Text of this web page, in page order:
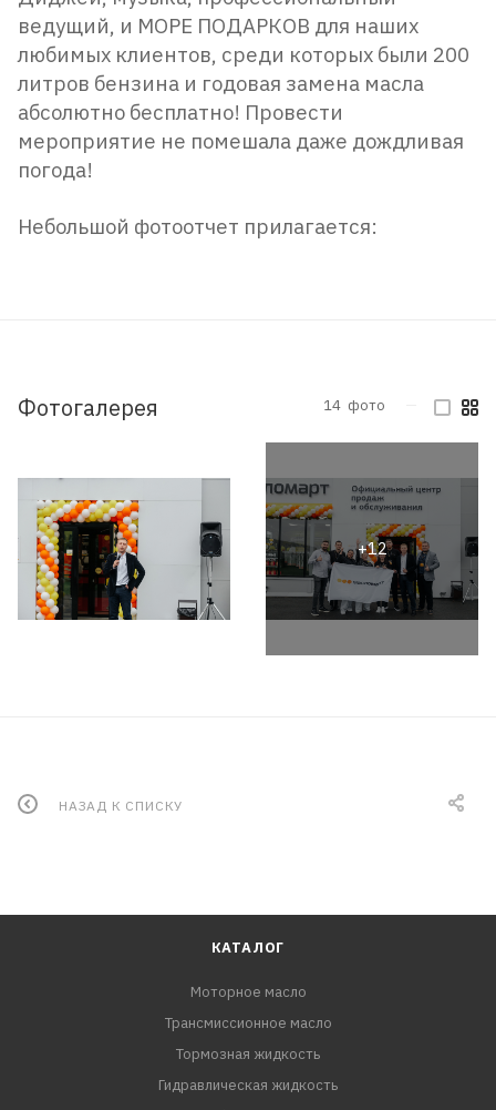
ведущий, и МОРЕ ПОДАРКОВ для наших
любимых клиентов, среди которых были 200
литров бензина и годовая замена масла
абсолютно бесплатно! Провести
мероприятие не помешала даже дождливая
погода!
Небольшой фотоотчет прилагается:
Фотогалерея 14 фото
НАЗАД К СПИСКУ
КАТАЛОГ
Моторное масло
Трансмиссионное масло
Тормозная жидкость
Гидравлическая жидкость